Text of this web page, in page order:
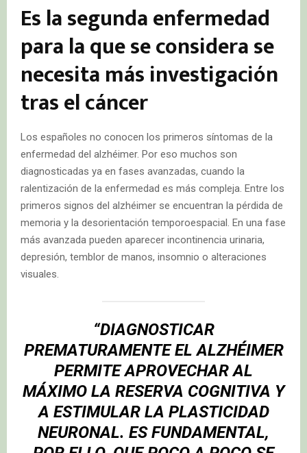
Es la segunda enfermedad
para la que se considera se
necesita más investigación
tras el cáncer
Los españoles no conocen los primeros síntomas de la
enfermedad del alzhéimer. Por eso muchos son
diagnosticadas ya en fases avanzadas, cuando la
ralentización de la enfermedad es más compleja. Entre los
primeros signos del alzhéimer se encuentran la pérdida de
memoria y la desorientación temporoespacial. En una fase
más avanzada pueden aparecer incontinencia urinaria,
depresión, temblor de manos, insomnio o alteraciones
visuales.
“DIAGNOSTICAR
PREMATURAMENTE EL ALZHÉIMER
PERMITE APROVECHAR AL
MÁXIMO LA RESERVA COGNITIVA Y
A ESTIMULAR LA PLASTICIDAD
NEURONAL. ES FUNDAMENTAL,